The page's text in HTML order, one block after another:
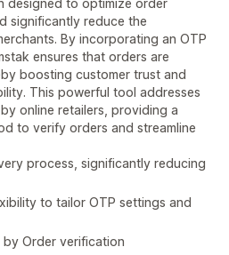
designed to optimize order
significantly reduce the
By incorporating an OTP
ensures that orders are
boosting customer trust and
This powerful tool addresses
online retailers, providing a
to verify orders and streamline
process, significantly reducing
to tailor OTP settings and
by Order verification